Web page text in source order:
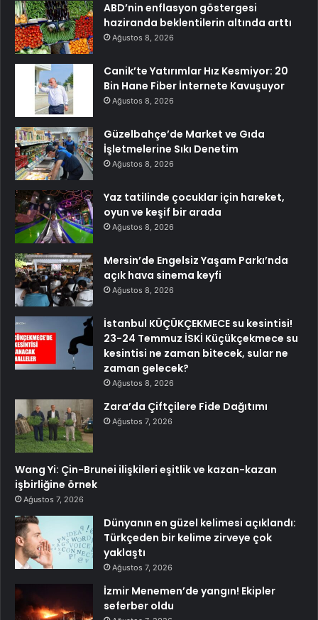
ABD’nin enflasyon göstergesi
haziranda beklentilerin altında arttı
Ağustos 8, 2026
Canik’te Yatırımlar Hız Kesmiyor: 20
Bin Hane Fiber İnternete Kavuşuyor
Ağustos 8, 2026
Güzelbahçe’de Market ve Gıda
İşletmelerine Sıkı Denetim
Ağustos 8, 2026
Yaz tatilinde çocuklar için hareket,
oyun ve keşif bir arada
Ağustos 8, 2026
Mersin’de Engelsiz Yaşam Parkı’nda
açık hava sinema keyfi
Ağustos 8, 2026
İstanbul KÜÇÜKÇEKMECE su kesintisi!
23-24 Temmuz İSKİ Küçükçekmece su
kesintisi ne zaman bitecek, sular ne
zaman gelecek?
Ağustos 8, 2026
Zara’da Çiftçilere Fide Dağıtımı
Ağustos 7, 2026
Wang Yi: Çin-Brunei ilişkileri eşitlik ve kazan-kazan
işbirliğine örnek
Ağustos 7, 2026
Dünyanın en güzel kelimesi açıklandı:
Türkçeden bir kelime zirveye çok
yaklaştı
Ağustos 7, 2026
İzmir Menemen’de yangın! Ekipler
seferber oldu